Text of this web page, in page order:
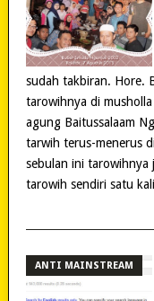
sudah takbiran. Hore.
tarowihnya di
agung Baitussalaam
tarwih terus-menerus
sebulan ini tarowihnya
tarowih sendiri satu
ANTI MAINSTREAM